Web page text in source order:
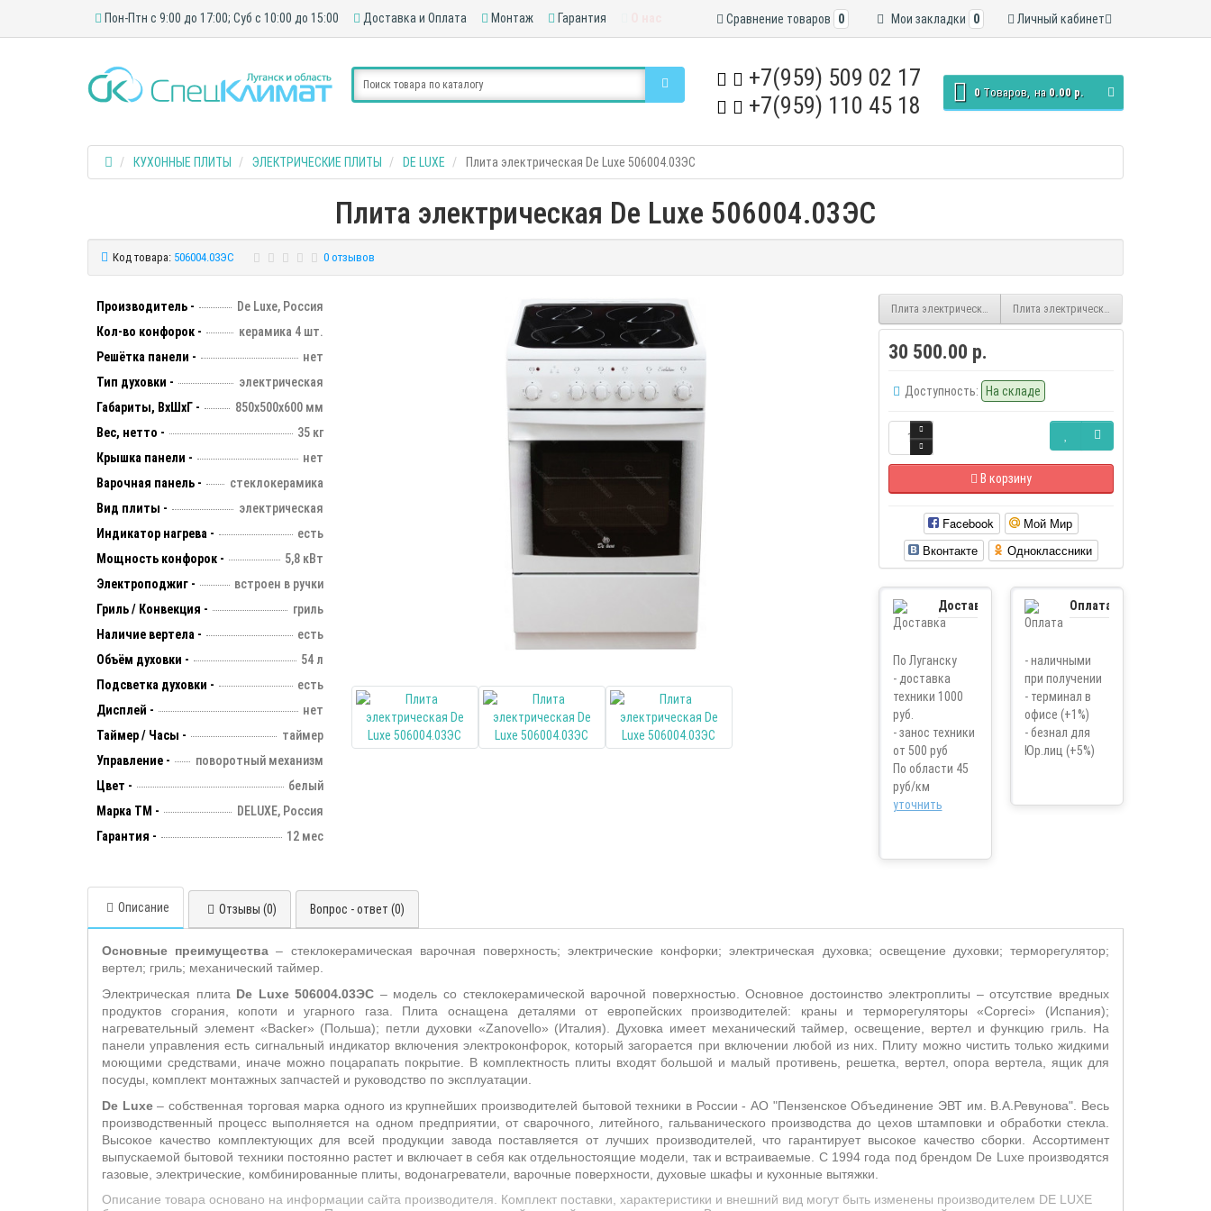
Пон-Птн с 9:00 до 17:00; Суб с 10:00 до 15:00 Доставка и Оплата Монтаж Гарантия Личный кабинет
Мои закладки 0
Сравнение товаров 0
+7(959) 509 02 17
+7(959) 110 45 18
0 Tоваров, на 0.00 р.
КУХОННЫЕ ПЛИТЫ ЭЛЕКТРИЧЕСКИЕ ПЛИТЫ DE LUXE Плита электрическая De Luxe 506004.03ЭС
Плита электрическая De Luxe 506004.03ЭС
Код товара: 506004.03ЭС 0 отзывов
Производитель -
De Luxe, Россия
Кол-во конфорок -
керамика 4 шт.
Решётка панели -
нет
Тип духовки -
электрическая
Габариты, ВхШхГ -
850х500х600 мм
Вес, нетто -
35 кг
Крышка панели -
нет
Варочная панель -
стеклокерамика
Вид плиты -
электрическая
Индикатор нагрева -
есть
Мощность конфорок -
5,8 кВт
Электроподжиг -
встроен в ручки
Гриль / Конвекция -
гриль
Наличие вертела -
есть
Объём духовки -
54 л
Подсветка духовки -
есть
Дисплей -
нет
Таймер / Часы -
таймер
Управление -
поворотный механизм
Цвет -
белый
Марка ТМ -
DELUXE, Россия
Гарантия -
12 мес
Плита электрическая De Luxe 506004.04Э
Плита электрическая De Luxe
30 500.00 р.
Доступность: На складе
В корзину
Facebook
Мой Мир
Вконтакте
Одноклассники
Доставка
По Луганску
- доставка
техники 1000
руб.
- занос техники
от 500 руб
По области 45
руб/км
уточнить
Оплата
- наличными
при получении
- терминал в
офисе (+1%)
- безнал для
Юр.лиц (+5%)
Описание Отзывы (0) Вопрос - ответ (0)
Основные преимущества – стеклокерамическая варочная поверхность; электрические конфорки; электрическая духовка; освещение духовки; терморегулятор;
вертел; гриль; механический таймер.
Электрическая плита De Luxe 506004.03ЭС – модель со стеклокерамической варочной поверхностью. Основное достоинство электроплиты – отсутствие вредных
продуктов сгорания, копоти и угарного газа. Плита оснащена деталями от европейских производителей: краны и терморегуляторы «Copreci» (Испания);
нагревательный элемент «Backer» (Польша); петли духовки «Zanovello» (Италия). Духовка имеет механический таймер, освещение, вертел и функцию гриль. На
панели управления есть сигнальный индикатор включения электроконфорок, который загорается при включении любой из них. Плиту можно чистить только жидкими
моющими средствами, иначе можно поцарапать покрытие. В комплектность плиты входят большой и малый противень, решетка, вертел, опора вертела, ящик для
посуды, комплект монтажных запчастей и руководство по эксплуатации.
De Luxe– собственная торговая марка одного из крупнейших производителей бытовой техники в России - АО "Пензенское Объединение ЭВТ им. В.А.Ревунова". Весь
производственный процесс выполняется на одном предприятии, от сварочного, литейного, гальванического производства до цехов штамповки и обработки стекла.
Высокое качество комплектующих для всей продукции завода поставляется от лучших производителей, что гарантирует высокое качество сборки. Ассортимент
выпускаемой бытовой техники постоянно растет и включает в себя как отдельностоящие модели, так и встраиваемые. С 1994 года под брендом De Luxe производятся
газовые, электрические, комбинированные плиты, водонагреватели, варочные поверхности, духовые шкафы и кухонные вытяжки.
Описание товара основано на информации сайта производителя. Комплект поставки, характеристики и внешний вид могут быть изменены производителем DE LUXE